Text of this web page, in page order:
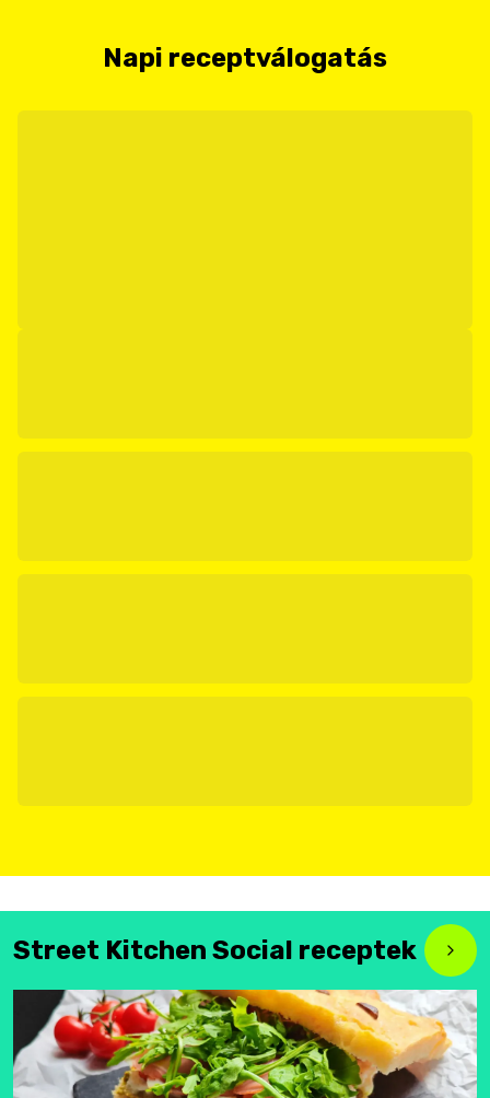
Napi receptválogatás
Street Kitchen Social receptek